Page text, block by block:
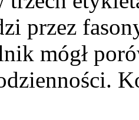
przez
mógł